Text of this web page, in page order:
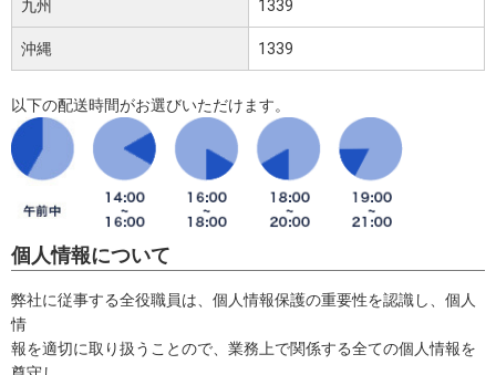
九州
沖縄
1339
1339
以下の配送時間がお選びいただけます。
個人情報について
弊社に従事する全役職員は、個人情報保護の重要性を認識し、個人
情
報を適切に取り扱うことので、業務上で関係する全ての個人情報を